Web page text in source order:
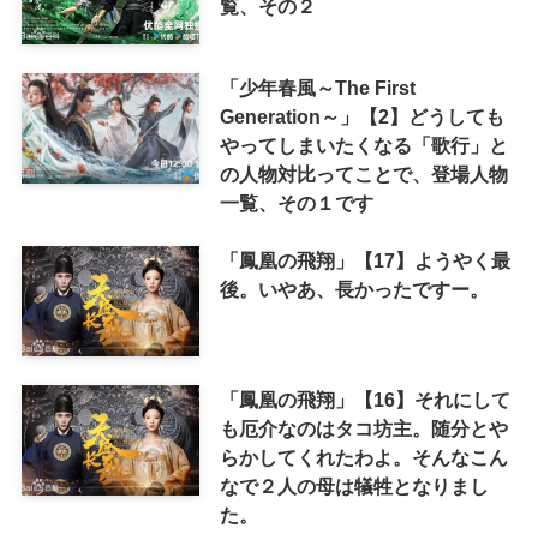
覧、その２
「少年春風～The First
Generation～」【2】どうしても
やってしまいたくなる「歌行」と
の人物対比ってことで、登場人物
一覧、その１です
「鳳凰の飛翔」【17】ようやく最
後。いやあ、長かったですー。
「鳳凰の飛翔」【16】それにして
も厄介なのはタコ坊主。随分とや
らかしてくれたわよ。そんなこん
なで２人の母は犠牲となりまし
た。